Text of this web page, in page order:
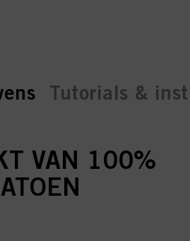
Tutorials &
VAN 100%